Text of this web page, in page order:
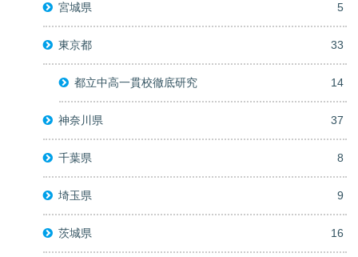
宮城県 5
東京都 33
都立中高一貫校徹底研究 14
神奈川県 37
千葉県 8
埼玉県 9
茨城県 16